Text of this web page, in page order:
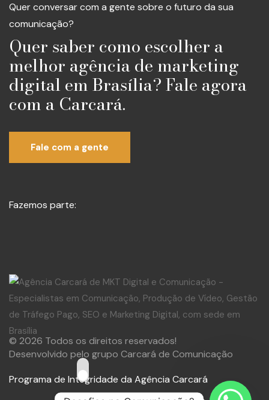
Quer conversar com a gente sobre o futuro da sua
comunicação?
Quer saber como escolher a
melhor agência de marketing
digital em Brasília? Fale agora
com a Carcará.
Fale com a gente
Fazemos parte:
© 2026 Todos os direitos reservados!
Desenvolvido pelo grupo Carcará de Comunicação
Programa de Integridade da Agência Carcará